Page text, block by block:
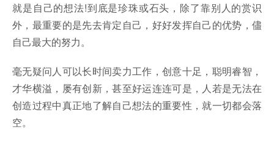
就是自己的想法!到底是珍珠或石头，除了靠别人的赏识
外，最重要的是先去肯定自己，好好发挥自己的优势，儘
自己最大的努力。
毫无疑问人可以长时间卖力工作，创意十足，聪明睿智，
才华横溢，屡有创新，甚至好运连连可是，人若是无法在
创造过程中真正地了解自己想法的重要性，就一切都会落
空。